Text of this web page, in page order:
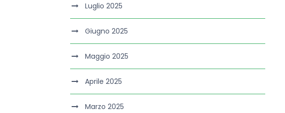
Luglio 2025
Giugno 2025
Maggio 2025
Aprile 2025
Marzo 2025